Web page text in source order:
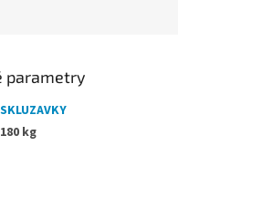
parametry
SKLUZAVKY
180 kg